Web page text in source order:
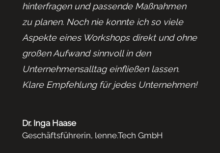
hinterfragen und passende Maßnahmen
zu planen. Noch nie konnte ich so viele
Aspekte eines Workshops direkt und ohne
großen Aufwand sinnvoll in den
Unternehmensalltag einfließen lassen.
Klare Empfehlung für jedes Unternehmen!
Dr. Inga Haase
Geschäftsführerin, lenne.Tech GmbH